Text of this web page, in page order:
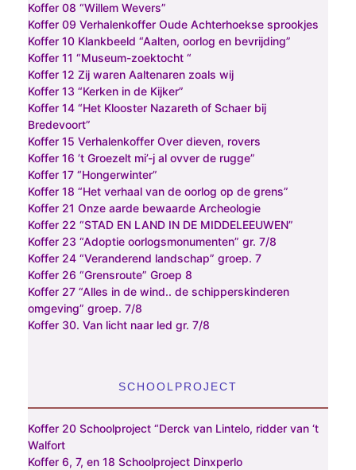
Koffer 08 “Willem Wevers”
Koffer 09 Verhalenkoffer Oude Achterhoekse sprookjes
Koffer 10 Klankbeeld “Aalten, oorlog en bevrijding”
Koffer 11 “Museum-zoektocht “
Koffer 12 Zij waren Aaltenaren zoals wij
Koffer 13 “Kerken in de Kijker”
Koffer 14 “Het Klooster Nazareth of Schaer bij
Bredevoort”
Koffer 15 Verhalenkoffer Over dieven, rovers
Koffer 16 ’t Groezelt mi’-j al ovver de rugge”
Koffer 17 “Hongerwinter”
Koffer 18 “Het verhaal van de oorlog op de grens”
Koffer 21 Onze aarde bewaarde Archeologie
Koffer 22 “STAD EN LAND IN DE MIDDELEEUWEN”
Koffer 23 “Adoptie oorlogsmonumenten” gr. 7/8
Koffer 24 “Veranderend landschap” groep. 7
Koffer 26 “Grensroute” Groep 8
Koffer 27 “Alles in de wind.. de schipperskinderen
omgeving” groep. 7/8
Koffer 30. Van licht naar led gr. 7/8
SCHOOLPROJECT
Koffer 20 Schoolproject “Derck van Lintelo, ridder van ‘t
Walfort
Koffer 6, 7, en 18 Schoolproject Dinxperlo